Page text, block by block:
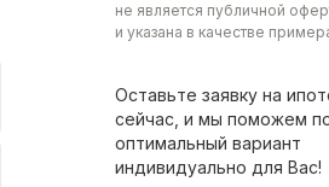
не является публичной
и указана в качестве
Оставьте заявку на
сейчас, и мы поможем
оптимальный вариант
индивидуально для Вас!